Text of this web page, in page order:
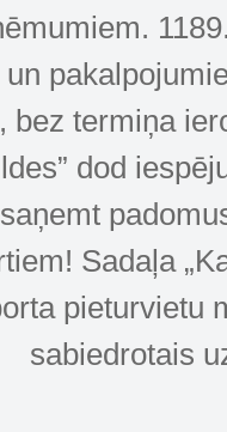
bez termiņa
dod
Sadaļa
pieturvietu
sabiedrotais